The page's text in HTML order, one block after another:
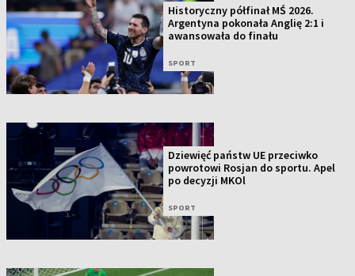
Historyczny półfinał MŚ 2026.
Argentyna pokonała Anglię 2:1 i
awansowała do finału
SPORT
Dziewięć państw UE przeciwko
powrotowi Rosjan do sportu. Apel
po decyzji MKOl
SPORT